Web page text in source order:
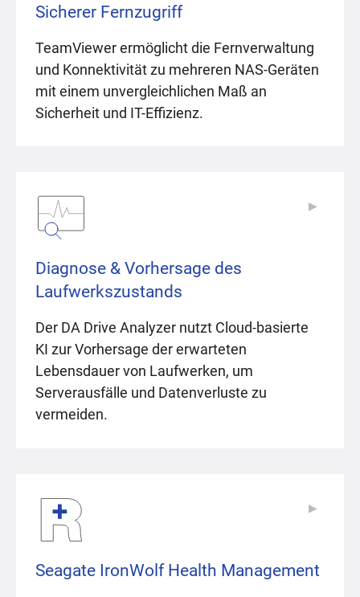
Sicherer Fernzugriff
TeamViewer ermöglicht die Fernverwaltung
und Konnektivität zu mehreren NAS-Geräten
mit einem unvergleichlichen Maß an
Sicherheit und IT-Effizienz.
Diagnose & Vorhersage des
Laufwerkszustands
Der DA Drive Analyzer nutzt Cloud-basierte
KI zur Vorhersage der erwarteten
Lebensdauer von Laufwerken, um
Serverausfälle und Datenverluste zu
vermeiden.
▶
Seagate IronWolf Health Management
▶